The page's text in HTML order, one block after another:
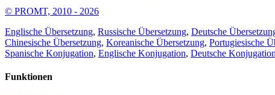
© PROMT, 2010 - 2026
Englische Übersetzung, Russische Übersetzung, Deutsche
Chinesische Übersetzung, Koreanische Übersetzung, Portugiesische
Spanische Konjugation, Englische Konjugation, Deutsche Konjugation
Funktionen